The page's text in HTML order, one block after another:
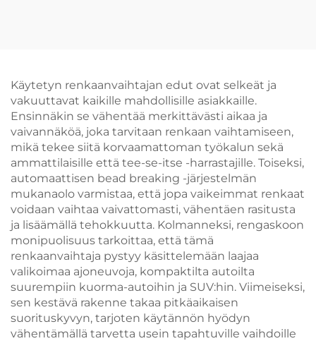
Käytetyn renkaanvaihtajan edut ovat selkeät ja
vakuuttavat kaikille mahdollisille asiakkaille.
Ensinnäkin se vähentää merkittävästi aikaa ja
vaivannäköä, joka tarvitaan renkaan vaihtamiseen,
mikä tekee siitä korvaamattoman työkalun sekä
ammattilaisille että tee-se-itse -harrastajille. Toiseksi,
automaattisen bead breaking -järjestelmän
mukanaolo varmistaa, että jopa vaikeimmat renkaat
voidaan vaihtaa vaivattomasti, vähentäen rasitusta
ja lisäämällä tehokkuutta. Kolmanneksi, rengaskoon
monipuolisuus tarkoittaa, että tämä
renkaanvaihtaja pystyy käsittelemään laajaa
valikoimaa ajoneuvoja, kompaktilta autoilta
suurempiin kuorma-autoihin ja SUV:hin. Viimeiseksi,
sen kestävä rakenne takaa pitkäaikaisen
suorituskyvyn, tarjoten käytännön hyödyn
vähentämällä tarvetta usein tapahtuville vaihdoille